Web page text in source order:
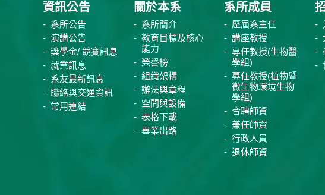
資訊公告
系所公告
演講公告
獎學金/ 競賽訊息
就業訊息
系友最新訊息
聯絡與交通資訊
常用連結
關於本系
系所簡介
教育目標及核心
能力
榮譽榜
組織架構
辦法與章程
空間與設備
表格下載
畢業出路
系所成員
歷屆系主任
講座教授
專任教授(生物醫
學組)
專任教授(植物暨
微生物環境生物
學組)
合聘師資
兼任師資
行政人員
退休師資